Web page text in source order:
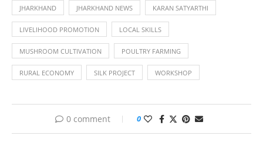
JHARKHAND JHARKHAND NEWS KARAN SATYARTHI
LIVELIHOOD PROMOTION LOCAL SKILLS
MUSHROOM CULTIVATION POULTRY FARMING
RURAL ECONOMY SILK PROJECT WORKSHOP
0 comment 0